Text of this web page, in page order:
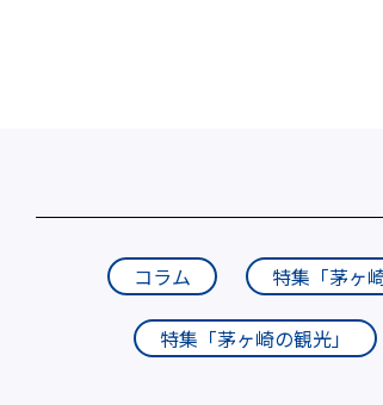
コラム 特集「茅ヶ
特集「茅ヶ崎の観光」